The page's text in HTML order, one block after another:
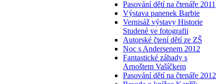
Pasování dětí na čtenáře 2011
Výstava panenek Barbie
Vernisáž výstavy Historie
Studené ve fotografii
Autorské čtení dětí ze ZŠ
Noc s Andersenem 2012
Fantastické záhady s
Arnoštem Vašíčkem
Pasování dětí na čtenáře 2012